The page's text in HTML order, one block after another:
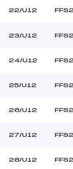
22/U12
23/U12
24/U12
25/U12
26/U12
27/U12
28/U12